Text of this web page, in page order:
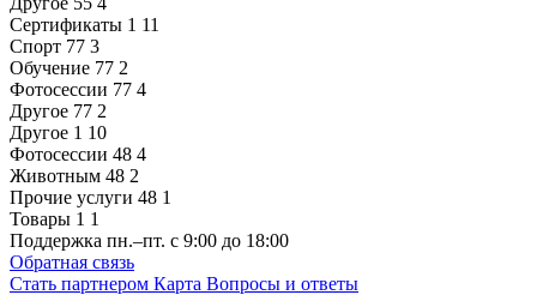
Сертификаты 1 11
Спорт 77 3
Обучение 77 2
Фотосессии 77 4
Другое 77 2
Другое 1 10
Фотосессии 48 4
Животным 48 2
Прочие услуги 48 1
Товары 1 1
Поддержка пн.–пт. с 9:00 до 18:00
Обратная связь
Стать партнером Карта Вопросы и ответы